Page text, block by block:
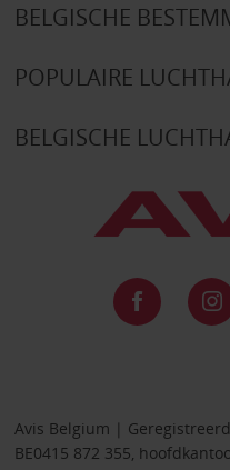
BELGISCHE
POPULAIRE
BELGISCHE
Avis Belgium |
BE0415 872 355,